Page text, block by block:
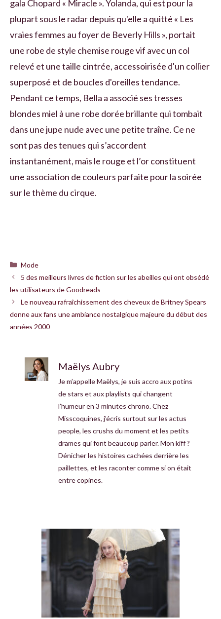
gala Chopard « Miracle ». Yolanda, qui est pour la
plupart sous le radar depuis qu'elle a quitté « Les
vraies femmes au foyer de Beverly Hills », portait
une robe de style chemise rouge vif avec un col
relevé et une taille cintrée, accessoirisée d'un collier
superposé et de boucles d'oreilles tendance.
Pendant ce temps, Bella a associé ses tresses
blondes miel à une robe dorée brillante qui tombait
dans une jupe nude avec une petite traîne. Ce ne
sont pas des tenues qui s’accordent
instantanément, mais le rouge et l’or constituent
une association de couleurs parfaite pour la soirée
sur le thème du cirque.
Catégories
Mode
5 des meilleurs livres de fiction sur les abeilles qui ont obsédé
les utilisateurs de Goodreads
Le nouveau rafraîchissement des cheveux de Britney Spears
donne aux fans une ambiance nostalgique majeure du début des
années 2000
Maëlys Aubry
Je m’appelle Maëlys, je suis accro aux potins
de stars et aux playlists qui changent
l’humeur en 3 minutes chrono. Chez
Misscoquines, j’écris surtout sur les actus
people, les crushs du moment et les petits
drames qui font beaucoup parler. Mon kiff ?
Dénicher les histoires cachées derrière les
paillettes, et les raconter comme si on était
entre copines.